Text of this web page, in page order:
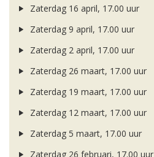
Zaterdag 16 april, 17.00 uur
Zaterdag 9 april, 17.00 uur
Zaterdag 2 april, 17.00 uur
Zaterdag 26 maart, 17.00 uur
Zaterdag 19 maart, 17.00 uur
Zaterdag 12 maart, 17.00 uur
Zaterdag 5 maart, 17.00 uur
Zaterdag 26 februari, 17.00 uur